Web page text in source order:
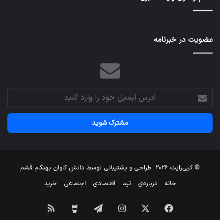
عضویت در خبرنامه
آدرس
ایمیل
خود
وارد
© کپی‌رایت 2026 طراحی و پشتیبانی توسط دانش کاوان بهنگام قشم
خانه
درباره‌ی تیم اقتصادی اجتماعی خرید
فیسبوک اینستاگرامتلگرام خوراک